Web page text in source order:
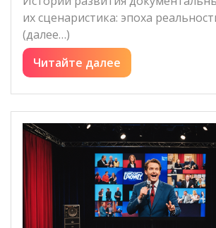
их сценаристика: эпоха
(далее…)
Читайте далее